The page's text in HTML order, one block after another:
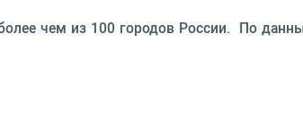
чем из 100 городов России. По